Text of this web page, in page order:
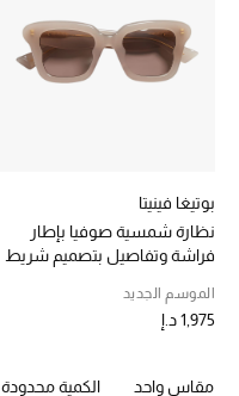
ركن أناقة المنتجعات
تشكيلة المناسبات للنساء
الحب للمحلي
بوتيغا فينيتا
نظارة شمسية صوفيا بإطار
فراشة وتفاصيل بتصميم شريط
الموسم الجديد
1,975 د.إ
مقاس واحد الكمية محدودة